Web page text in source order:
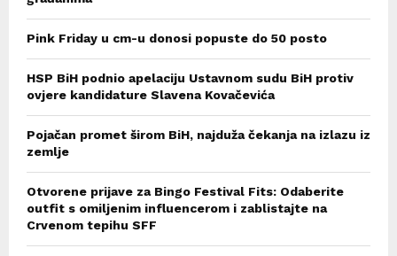
Pink Friday u cm-u donosi popuste do 50 posto
HSP BiH podnio apelaciju Ustavnom sudu BiH protiv
ovjere kandidature Slavena Kovačevića
Pojačan promet širom BiH, najduža čekanja na izlazu iz
zemlje
Otvorene prijave za Bingo Festival Fits: Odaberite
outfit s omiljenim influencerom i zablistajte na
Crvenom tepihu SFF